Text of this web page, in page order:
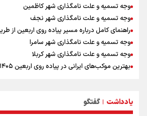
وجه تسمیه و علت نامگذاری شهر کاظمین
وجه تسمیه و علت نامگذاری شهر نجف
راهنمای کامل درباره مسیر پیاده روی اربعین از
وجه تسمیه و علت نامگذاری شهر سامرا
وجه تسمیه و علت نامگذاری شهر کربلا
بهترین موکب‌های ایرانی در پیاده روی اربعین ۱۴۰۵
۲۰ نکته دوستانه درباره پیاده روی اربعین و عراقی ها
یادداشت | گفتگو